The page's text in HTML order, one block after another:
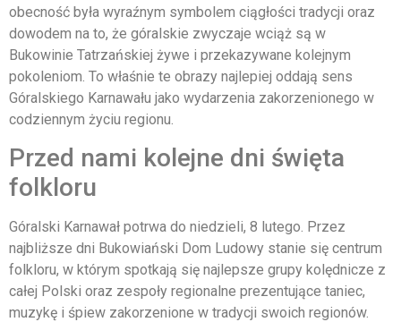
obecność była wyraźnym symbolem ciągłości tradycji oraz
dowodem na to, że góralskie zwyczaje wciąż są w
Bukowinie Tatrzańskiej żywe i przekazywane kolejnym
pokoleniom. To właśnie te obrazy najlepiej oddają sens
Góralskiego Karnawału jako wydarzenia zakorzenionego w
codziennym życiu regionu.
Przed nami kolejne dni święta
folkloru
Góralski Karnawał potrwa do niedzieli, 8 lutego. Przez
najbliższe dni Bukowiański Dom Ludowy stanie się centrum
folkloru, w którym spotkają się najlepsze grupy kolędnicze z
całej Polski oraz zespoły regionalne prezentujące taniec,
muzykę i śpiew zakorzenione w tradycji swoich regionów.